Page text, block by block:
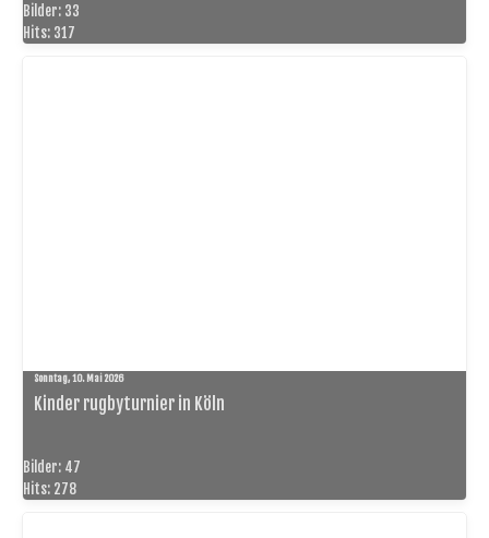
Bilder: 33
Hits: 317
Sonntag, 10. Mai 2026
Kinder rugbyturnier in Köln
Bilder: 47
Hits: 278